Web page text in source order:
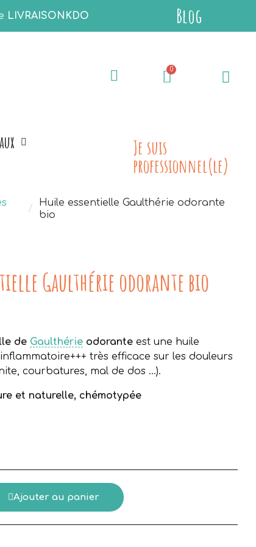
LIVRAISONKDO Blog
Je suis
professionnel(le)
Huile essentielle Gaulthérie odorante
bio
Gaulthérie odorante bio
de Gaulthérie odoranteest une huile
très efficace sur les douleurs
courbatures, mal de dos ...).
et naturelle, chémotypée
Ajouter au panier